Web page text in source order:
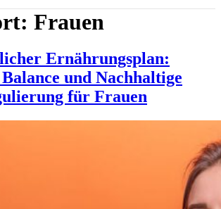
Frauen
Ernährungsplan:
und Nachhaltige
für Frauen